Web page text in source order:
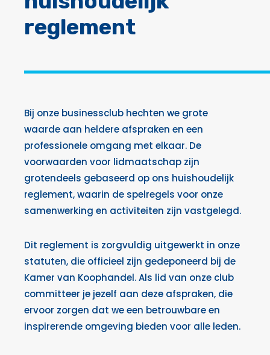
reglement
Bij onze businessclub hechten we grote
waarde aan heldere afspraken en een
professionele omgang met elkaar. De
voorwaarden voor lidmaatschap zijn
grotendeels gebaseerd op ons huishoudelijk
reglement, waarin de spelregels voor onze
samenwerking en activiteiten zijn vastgelegd.
Dit reglement is zorgvuldig uitgewerkt in onze
statuten, die officieel zijn gedeponeerd bij de
Kamer van Koophandel. Als lid van onze club
committeer je jezelf aan deze afspraken, die
ervoor zorgen dat we een betrouwbare en
inspirerende omgeving bieden voor alle leden.